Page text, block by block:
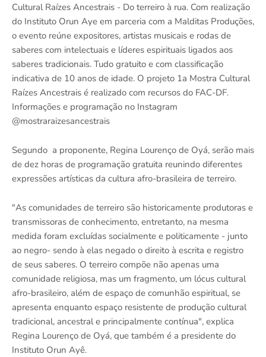
Cultural Raízes Ancestrais - Do terreiro à rua. Com realização
do Instituto Orun Aye em parceria com a Malditas Produções,
o evento reúne expositores, artistas musicais e rodas de
saberes com intelectuais e líderes espirituais ligados aos
saberes tradicionais. Tudo gratuito e com classificação
indicativa de 10 anos de idade. O projeto 1a Mostra Cultural
Raízes Ancestrais é realizado com recursos do FAC-DF.
Informações e programação no Instagram
@mostraraizesancestrais
Segundo a proponente, Regina Lourenço de Oyá, serão mais
de dez horas de programação gratuita reunindo diferentes
expressões artísticas da cultura afro-brasileira de terreiro.
"As comunidades de terreiro são historicamente produtoras e
transmissoras de conhecimento, entretanto, na mesma
medida foram excluídas socialmente e politicamente - junto
ao negro- sendo à elas negado o direito à escrita e registro
de seus saberes. O terreiro compõe não apenas uma
comunidade religiosa, mas um fragmento, um lócus cultural
afro-brasileiro, além de espaço de comunhão espiritual, se
apresenta enquanto espaço resistente de produção cultural
tradicional, ancestral e principalmente contínua", explica
Regina Lourenço de Oyá, que também é a presidente do
Instituto Orun Ayê.